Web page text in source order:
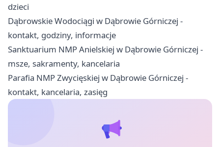
dzieci
Dąbrowskie Wodociągi w Dąbrowie Górniczej -
kontakt, godziny, informacje
Sanktuarium NMP Anielskiej w Dąbrowie Górniczej -
msze, sakramenty, kancelaria
Parafia NMP Zwycięskiej w Dąbrowie Górniczej -
kontakt, kancelaria, zasięg